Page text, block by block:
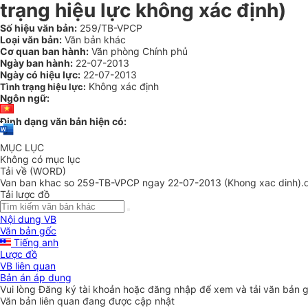
trạng hiệu lực không xác định)
Số hiệu văn bản: 259/TB-VPCP
Loại văn bản: Văn bản khác
Cơ quan ban hành: Văn phòng Chính phủ
Ngày ban hành: 22-07-2013
Ngày có hiệu lực: 22-07-2013
Tình trạng hiệu lực: Không xác định
Ngôn ngữ:
Định dạng văn bản hiện có:
MỤC LỤC
Không có mục lục
Tải về (WORD)
Van ban khac so 259-TB-VPCP ngay 22-07-2013 (Khong xac
Tải lược đồ
Nội dung VB
Văn bản gốc
Tiếng anh
Lược đồ
VB liên quan
Bản án áp dụng
Vui lòngĐăng ký tài khoản hoặc đăng nhập để xem và tải văn bản
Văn bản liên quan đang được cập nhật